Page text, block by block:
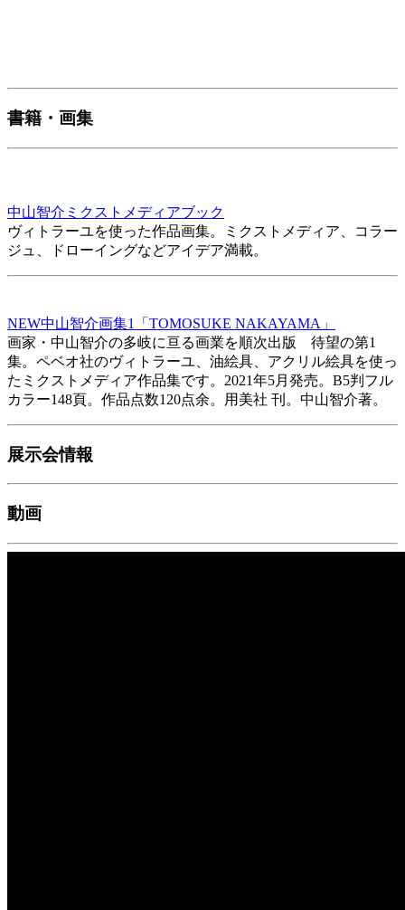
書籍・画集
中山智介ミクストメディアブック
ヴィトラーユを使った作品画集。ミクストメディア、コラー
ジュ、ドローイングなどアイデア満載。
NEW中山智介画集1「TOMOSUKE NAKAYAMA」
画家・中山智介の多岐に亘る画業を順次出版 待望の第1
集。ペベオ社のヴィトラーユ、油絵具、アクリル絵具を使っ
たミクストメディア作品集です。2021年5月発売。B5判フル
カラー148頁。作品点数120点余。用美社 刊。中山智介著。
展示会情報
動画